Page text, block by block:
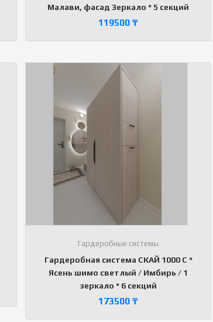
Малави, фасад Зеркало * 5 секций
119500 ₸
Гардеробные системы
Гардеробная система СКАЙ 1000 С *
Ясень шимо светлый / Имбирь / 1
зеркало * 6 секций
173500 ₸